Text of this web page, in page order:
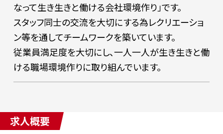
なって生き生きと働ける会社環境作り」です。
スタッフ同士の交流を大切にする為レクリエーショ
ン等を通してチームワークを築いています。
従業員満足度を大切にし、一人一人が生き生きと働
ける職場環境作りに取り組んでいます。
求人概要